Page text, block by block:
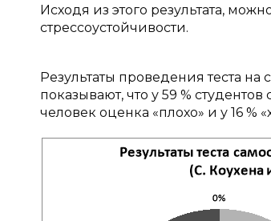
Исходя из этого результата,
стрессоустойчивости.
Результаты проведения теста на
показывают, что у 59 %
человек оценка «плохо» и у 16 %